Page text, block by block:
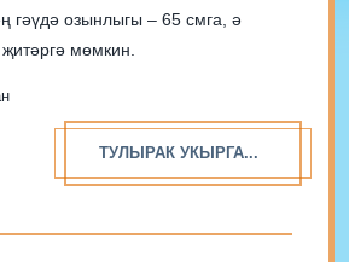
гәүдә озынлыгы – 65 смга, ә
мөмкин.
ТУЛЫРАК УКЫРГА...